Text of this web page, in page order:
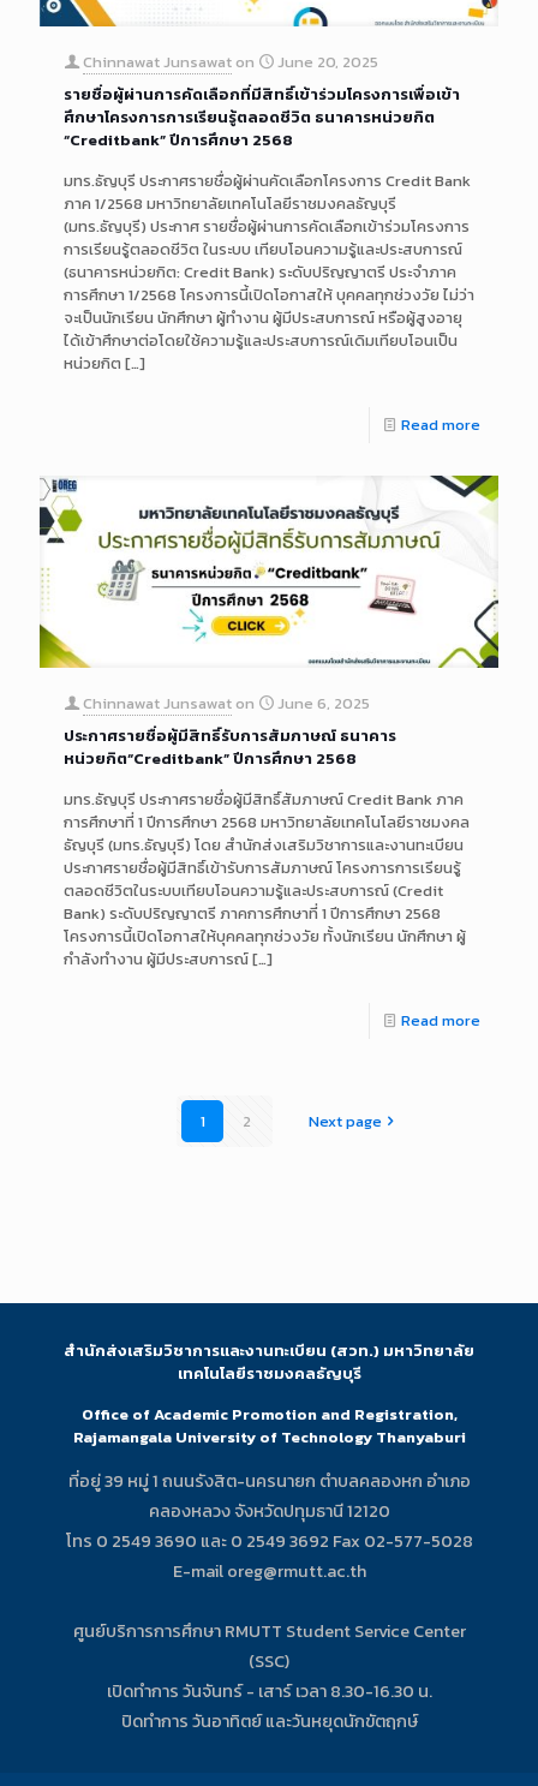
Chinnawat Junsawat on
June 20, 2025
รายชื่อผู้ผ่านการคัดเลือกที่มีสิทธิ์เข้าร่วมโครงการเพื่อเข้า
ศึกษาโครงการการเรียนรู้ตลอดชีวิต ธนาคารหน่วยกิต
“Creditbank” ปีการศึกษา 2568
มทร.ธัญบุรี ประกาศรายชื่อผู้ผ่านคัดเลือกโครงการ Credit Bank
ภาค 1/2568 มหาวิทยาลัยเทคโนโลยีราชมงคลธัญบุรี
(มทร.ธัญบุรี) ประกาศ รายชื่อผู้ผ่านการคัดเลือกเข้าร่วมโครงการ
การเรียนรู้ตลอดชีวิต ในระบบ เทียบโอนความรู้และประสบการณ์
(ธนาคารหน่วยกิต: Credit Bank) ระดับปริญญาตรี ประจำภาค
การศึกษา 1/2568 โครงการนี้เปิดโอกาสให้ บุคคลทุกช่วงวัย ไม่ว่า
จะเป็นนักเรียน นักศึกษา ผู้ทำงาน ผู้มีประสบการณ์ หรือผู้สูงอายุ
ได้เข้าศึกษาต่อโดยใช้ความรู้และประสบการณ์เดิมเทียบโอนเป็น
หน่วยกิต […]
Read more
Chinnawat Junsawat on
June 6, 2025
ประกาศรายชื่อผู้มีสิทธิ์รับการสัมภาษณ์ ธนาคาร
หน่วยกิต“Creditbank” ปีการศึกษา 2568
มทร.ธัญบุรี ประกาศรายชื่อผู้มีสิทธิ์สัมภาษณ์ Credit Bank ภาค
การศึกษาที่ 1 ปีการศึกษา 2568 มหาวิทยาลัยเทคโนโลยีราชมงคล
ธัญบุรี (มทร.ธัญบุรี) โดย สำนักส่งเสริมวิชาการและงานทะเบียน
ประกาศรายชื่อผู้มีสิทธิ์เข้ารับการสัมภาษณ์ โครงการการเรียนรู้
ตลอดชีวิตในระบบเทียบโอนความรู้และประสบการณ์ (Credit
Bank) ระดับปริญญาตรี ภาคการศึกษาที่ 1 ปีการศึกษา 2568
โครงการนี้เปิดโอกาสให้บุคคลทุกช่วงวัย ทั้งนักเรียน นักศึกษา ผู้
กำลังทำงาน ผู้มีประสบการณ์[…]
Read more
1 2 Next page
สำนักส่งเสริมวิชาการและงานทะเบียน (สวท.) มหาวิทยาลัย
เทคโนโลยีราชมงคลธัญบุรี
Office of Academic Promotion and Registration,
Rajamangala University of Technology Thanyaburi
ที่อยู่ 39 หมู่ 1 ถนนรังสิต-นครนายก ตำบลคลองหก อำเภอ
คลองหลวง จังหวัดปทุมธานี 12120
โทร 0 2549 3690 และ 0 2549 3692 Fax 02-577-5028
E-mail oreg@rmutt.ac.th
ศูนย์บริการการศึกษา RMUTT Student Service Center
(SSC)
เปิดทำการ วันจันทร์ - เสาร์ เวลา 8.30-16.30 น.
ปิดทำการ วันอาทิตย์ และวันหยุดนักขัตฤกษ์